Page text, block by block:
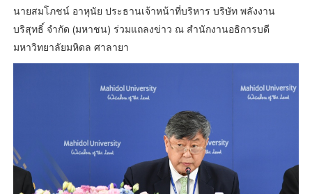
นายสมโภชน์ อาหุนัย ประธานเจ้าหน้าที่บริหาร บริษัท พลังงาน
บริสุทธิ์ จำกัด (มหาชน) ร่วมแถลงข่าว ณ สำนักงานอธิการบดี
มหาวิทยาลัยมหิดล ศาลายา